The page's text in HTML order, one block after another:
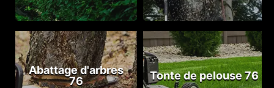
Abattage d'arbres
76
Tonte de pelouse 76